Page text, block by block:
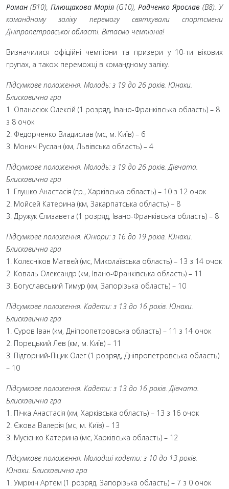
Роман (B10), Плющакова Марія (G10), Радченко Ярослав (B8). У
командному заліку перемогу святкували спортсмени
Дніпропетровської області. Вітаємо чемпіонів!
Визначилися офіційні чемпіони та призери у 10-ти вікових
групах, а також переможці в командному заліку.
Підсумкове положення. Молодь: з 19 до 26 років. Юнаки.
Блискавична гра
1. Опанасюк Олексій (1 розряд, Івано-Франківська область) – 8
з 8 очок
2. Федорченко Владислав (мс, м. Київ) – 6
3. Монич Руслан (км, Львівська область) – 4
Підсумкове положення. Молодь: з 19 до 26 років. Дівчата.
Блискавична гра
1. Глушко Анастасія (гр., Харківська область) – 10 з 12 очок
2. Мойсей Катерина (км, Закарпатська область) – 8
3. Дружук Єлизавета (1 розряд, Івано-Франківська область) – 8
Підсумкове положення. Юніори: з 16 до 19 років. Юнаки.
Блискавична гра
1. Колєсніков Матвєй (мс, Миколаївська область) – 13 з 14 очок
2. Коваль Олександр (км, Івано-Франківська область) – 11
3. Богуславський Тимур (км, Запорізька область) – 10
Підсумкове положення. Кадети: з 13 до 16 років. Юнаки.
Блискавична гра
1. Суров Іван (км, Дніпропетровська область) – 11 з 14 очок
2. Порецький Лев (км, м. Київ) – 11
3. Підгорний-Піцик Олег (1 розряд, Дніпропетровська область)
– 10
Підсумкове положення. Кадети: з 13 до 16 років. Дівчата.
Блискавична гра
1. Пічка Анастасія (км, Харківська область) – 13 з 16 очок
2. Єжова Валерія (мс, м. Київ) – 13
3. Мусієнко Катерина (мс, Харківська область) – 12
Підсумкове положення. Молодші кадети: з 10 до 13 років.
Юнаки. Блискавична гра
1. Умріхін Артем (1 розряд, Запорізька область) – 7 з 0 очок